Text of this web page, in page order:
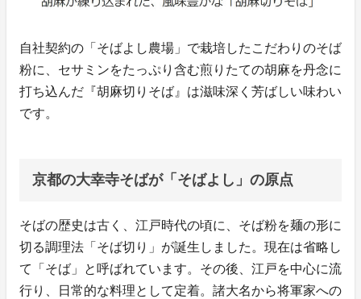
自社契約の「そばよし農場」で栽培したこだわりのそば
粉に、セサミンをたっぷり含む煎りたての胡麻を丹念に
打ち込んだ『胡麻切りそば』は滋味深く芳ばしい味わい
です。
京都の大幸寺そばが「そばよし」の原点
そばの歴史は古く、江戸時代の頃に、そば粉を麺の形に
切る調理法「そば切り」が誕生しました。現在は省略し
て「そば」と呼ばれています。その後、江戸を中心に流
行り、日常的な料理として定着。諸大名から将軍家への